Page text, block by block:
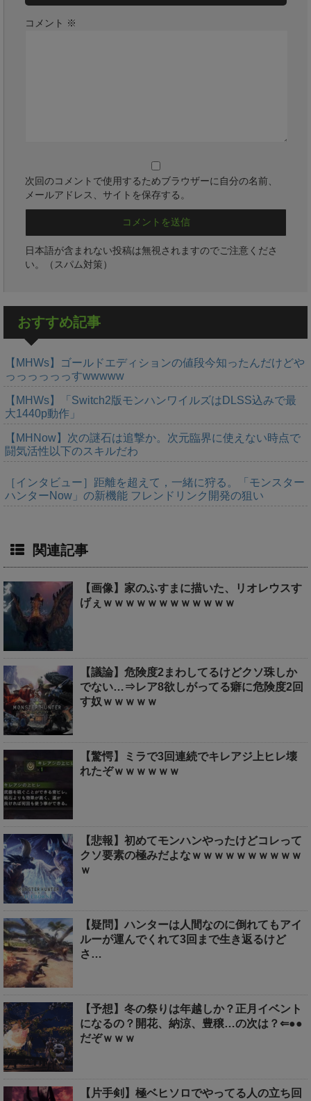
コメント ※
次回のコメントで使用するためブラウザーに自分の名前、
メールアドレス、サイトを保存する。
日本語が含まれない投稿は無視されますのでご注意くださ
い。（スパム対策）
おすすめ記事
【MHWs】ゴールドエディションの値段今知ったんだけどや
っっっっっっすwwwww
【MHWs】「Switch2版モンハンワイルズはDLSS込みで最
大1440p動作」
【MHNow】次の謎石は追撃か。次元臨界に使えない時点で
闘気活性以下のスキルだわ
［インタビュー］距離を超えて，一緒に狩る。「モンスター
ハンターNow」の新機能 フレンドリンク開発の狙い
関連記事
【画像】家のふすまに描いた、リオレウスす
げぇｗｗｗｗｗｗｗｗｗｗｗｗ
【議論】危険度2まわしてるけどクソ珠しか
でない…⇒レア8欲しがってる癖に危険度2回
す奴ｗｗｗｗｗ
【驚愕】ミラで3回連続でキレアジ上ヒレ壊
れたぞｗｗｗｗｗｗ
【悲報】初めてモンハンやったけどコレって
クソ要素の極みだよなｗｗｗｗｗｗｗｗｗｗ
ｗ
【疑問】ハンターは人間なのに倒れてもアイ
ルーが運んでくれて3回まで生き返るけど
さ…
【予想】冬の祭りは年越しか？正月イベント
になるの？開花、納涼、豊穣…の次は？⇐●●
だぞｗｗｗ
【片手剣】極ベヒソロでやってる人の立ち回